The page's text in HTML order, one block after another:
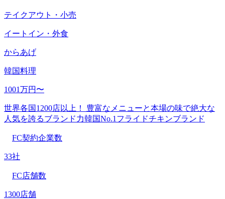
テイクアウト・小売
イートイン・外食
からあげ
韓国料理
1001万円〜
世界各国1200店以上！ 豊富なメニューと本場の味で絶大な
人気を誇るブランド力韓国No.1フライドチキンブランド
FC契約企業数
33社
FC店舗数
1300店舗